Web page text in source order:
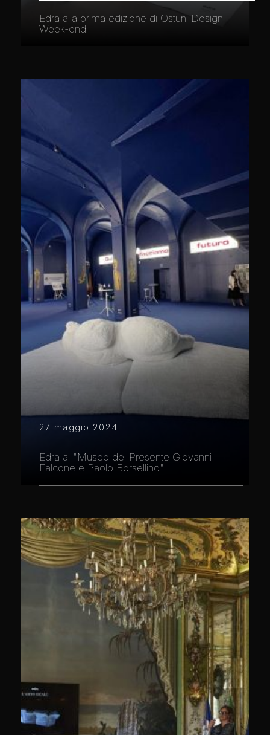
Edra alla prima edizione di Ostuni Design
Week-end
27 maggio 2024
Edra al "Museo del Presente Giovanni
Falcone e Paolo Borsellino"